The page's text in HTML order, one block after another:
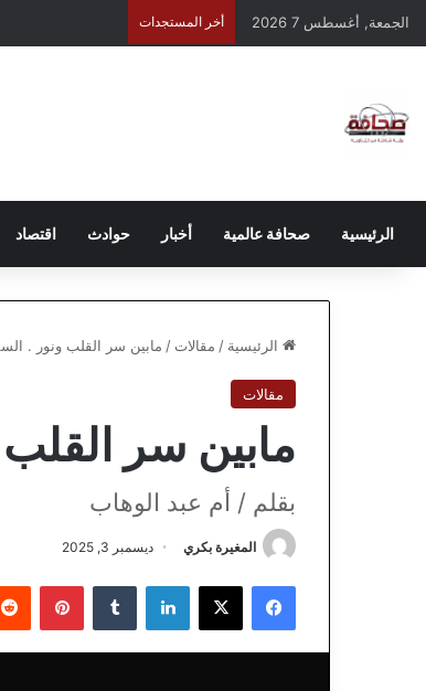
الجمعة, أغسطس 7 2026 أخر المستجدات
الرئيسية صحافة عالمية أخبار حوادث اقتصاد
الرئيسية / مقالات / مابين سر القلب ونور .
مقالات
مابين سر
بقلم / أم عبد الوهاب
المغيرة بكري ديسمبر 3, 2025
فيسبوك لينكدإن بينتيريست